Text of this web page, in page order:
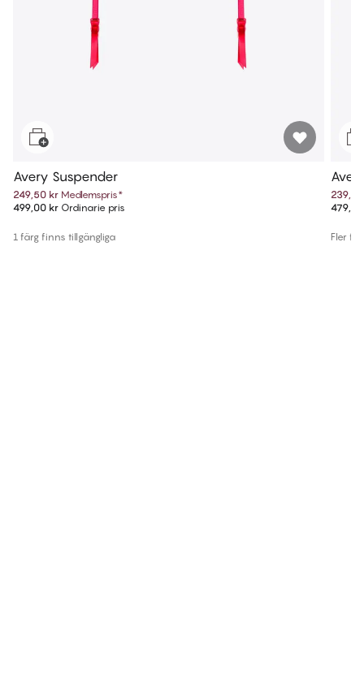
Avery Suspender
249,50 kr Medlemspris*
499,00 kr Ordinarie pris
1 färg finns tillgängliga Fler